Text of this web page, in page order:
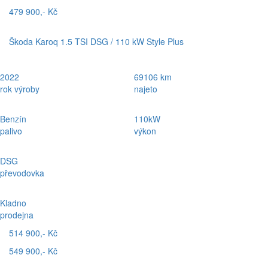
479 900,- Kč
Škoda Karoq 1.5 TSI DSG / 110 kW Style Plus
2022
rok výroby
Benzín
palivo
DSG
převodovka
Kladno
prodejna
69106 km
najeto
110kW
výkon
514 900,- Kč
549 900,- Kč